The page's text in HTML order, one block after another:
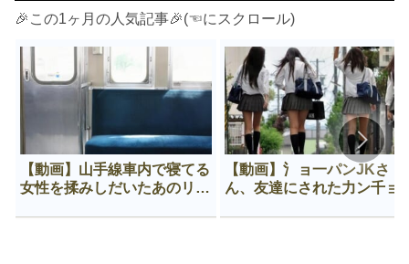
🎉この1ヶ月の人気記事🎉(☜にスクロール)
【動画】山手線車内で寝てる
女性を揉みしだいたあのリー
【動画】氵ョ一パンJKさ
ん、友達にされた力ン千ョ